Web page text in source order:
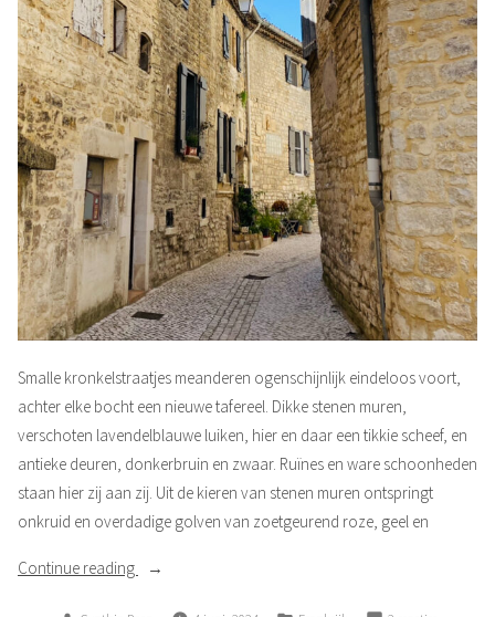
Smalle kronkelstraatjes meanderen ogenschijnlijk eindeloos voort,
achter elke bocht een nieuwe tafereel. Dikke stenen muren,
verschoten lavendelblauwe luiken, hier en daar een tikkie scheef, en
antieke deuren, donkerbruin en zwaar. Ruïnes en ware schoonheden
staan hier zij aan zij. Uit de kieren van stenen muren ontspringt
onkruid en overdadige golven van zoetgeurend roze, geel en
Continue reading
“Mijn